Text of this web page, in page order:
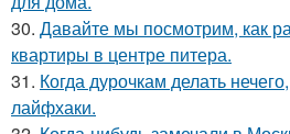
30. Давайте мы посмотрим, как
квартиры в центре питера.
31. Когда дурочкам делать
лайфхаки.